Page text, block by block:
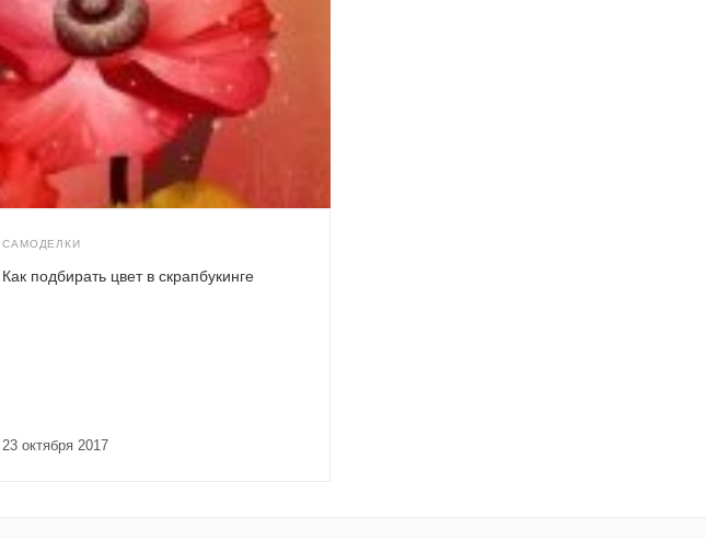
САМОДЕЛКИ
23 октября 2017
Как подбирать цвет в скрапбукинге